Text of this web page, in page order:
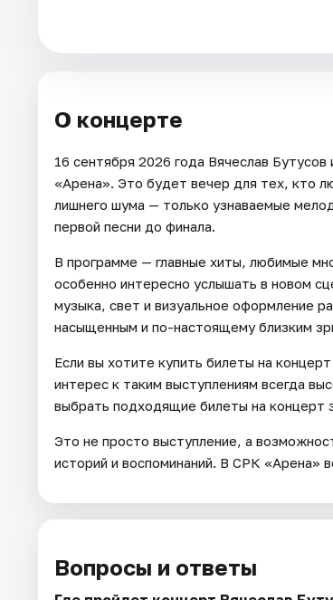
О концерте
16 сентября 2026 года Вячеслав
«Арена». Это будет вечер для тех, кто
лишнего шума — только узнаваемые
первой песни до финала.
В программе — главные хиты, любимые
особенно интересно услышать в новом
музыка, свет и визуальное оформление
насыщенным и по-настоящему близким
Если вы хотите купить билеты на
интерес к таким выступлениям всегда
выбрать подходящие билеты на концерт
Это не просто выступление, а
историй и воспоминаний. В СРК «Арена»
Вопросы и ответы